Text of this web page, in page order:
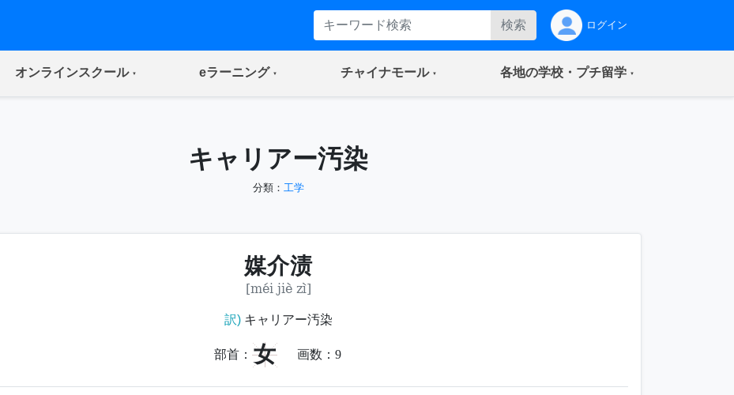
検索 ログイン
オンラインスクール(current) eラーニング(current) チャイナモール(current) 各地の学校・プチ留学(current)
キャリアー汚染
分類： 工学
媒介渍
[méi jiè zì]
訳)キャリアー汚染
部首： 女 画数： 9